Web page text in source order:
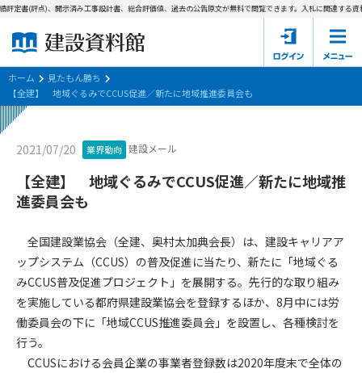
建設資料館とは
東京都の入札資料
国土交通省の入札資料
見たもん勝ち
会員登録について
サポーター会員一覧
会社概要 お問い合わせ
個人情報保護方針
会員規約
書(評点)、開示済み工事設計書、総合評価値、過去の公告原文が無料で閲覧できます。入札に関連する資
ホーム
見たもん勝ち
【全建】 地域ぐるみでCCUS促進／新たに地域推進委員会も
2021/07/20 業界動向 建設メール
【全建】 地域ぐるみでCCUS促進／新たに地域推
進委員会も
全国建設業協会（全建、奥村太加典会長）は、建設キャリアア
ップシステム（CCUS）の普及促進に当たり、新たに「地域ぐる
みCCUS普及促進プロジェクト」を展開する。先行的な取り組み
を実施している都府県建設業協会を登録するほか、8月中には労
働委員会の下に「地域CCUS推進委員会」を設置し、各種検討を
行う。
CCUSにおける会員企業の事業者登録数は2020年度末で全体の
第1条（規約の目的）
会員サービスの利用条件等について定めるものです。
2. 管理者が建設資料館WEB上で随時掲載するルールは本規約の
一部を構成するものとします。
第2条（規約の変更）
本規約は、会員の了承を得ることなく、随時変更されることが
あります。変更内容は、建設資料館WEB上に表示した時点で直
ちに全ての会員が了承したものとみなします。